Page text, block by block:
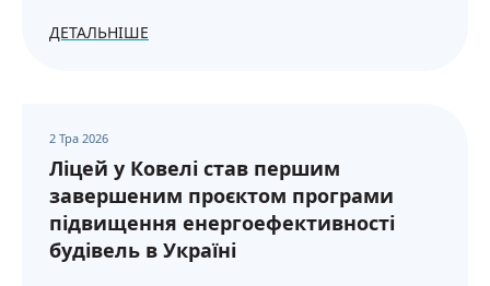
ДЕТАЛЬНІШЕ
2 Тра 2026
Ліцей у Ковелі став першим
завершеним проєктом програми
підвищення енергоефективності
будівель в Україні